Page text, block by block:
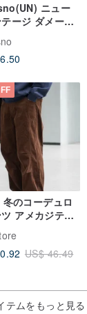
ニュー
ージ ダメージ
ュ加工 フェー
コントラスト
ワークショー
のコーデュロ
アメカジテイ
かなストレー
パンツ カジュ
ラシュートパ
US$ 46.49
テムをもっと見る